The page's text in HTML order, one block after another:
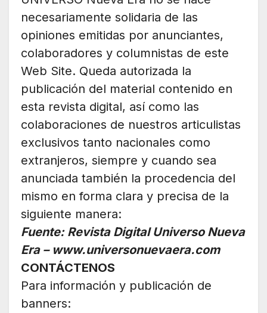
necesariamente solidaria de las
opiniones emitidas por anunciantes,
colaboradores y columnistas de este
Web Site. Queda autorizada la
publicación del material contenido en
esta revista digital, así como las
colaboraciones de nuestros articulistas
exclusivos tanto nacionales como
extranjeros, siempre y cuando sea
anunciada también la procedencia del
mismo en forma clara y precisa de la
siguiente manera:
Fuente: Revista Digital Universo Nueva
Era – www.universonuevaera.com
CONTÁCTENOS
Para información y publicación de
banners: